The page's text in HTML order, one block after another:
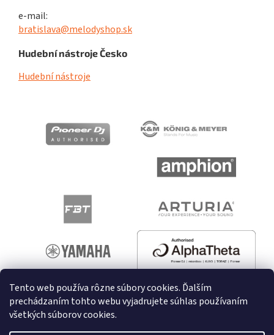
Tento web používa rôzne súbory cookies. Ďalším
prechádzaním tohto webu vyjadrujete súhlas používaním
všetkých súborov cookies.
e-mail:
bratislava@melodyshop.sk
Hudební nástroje Česko
Hudební nástroje